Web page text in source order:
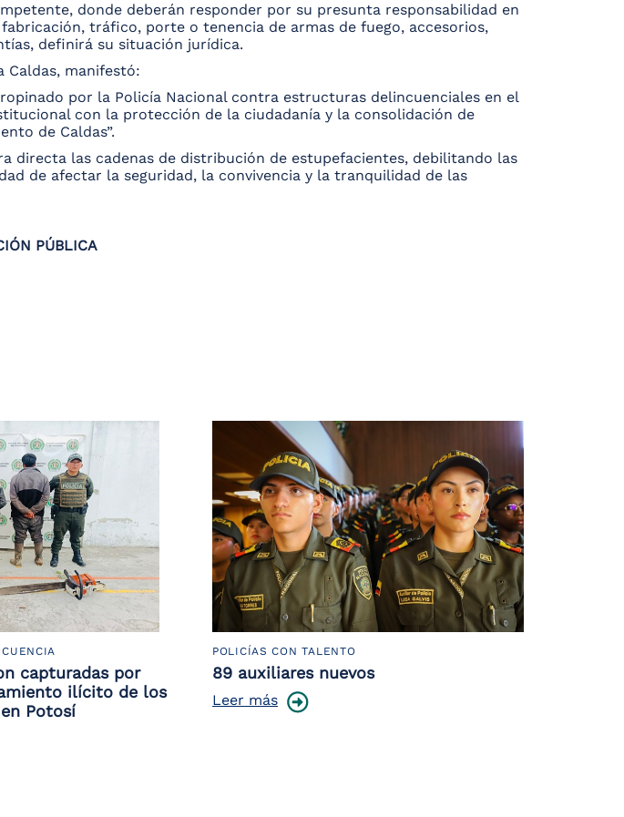
donde deberán responder por su presunta responsabilidad en
tráfico, porte o tenencia de armas de fuego, accesorios,
definirá su situación jurídica.
Caldas, manifestó:
por la Policía Nacional contra estructuras delincuenciales en el
con la protección de la ciudadanía y la consolidación de
de Caldas”.
directa las cadenas de distribución de estupefacientes, debilitando las
de afectar la seguridad, la convivencia y la tranquilidad de las
PÚBLICA
capturadas por
ilícito de los
Potosí
POLICÍAS CON TALENTO
89 auxiliares nuevos
Leer más